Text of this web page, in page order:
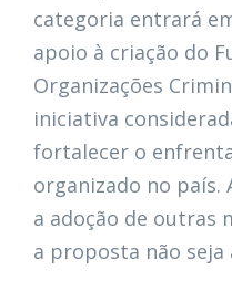
categoria entrará
apoio à criação do
Organizações
iniciativa
fortalecer o
organizado no país.
a adoção de outras
a proposta não seja